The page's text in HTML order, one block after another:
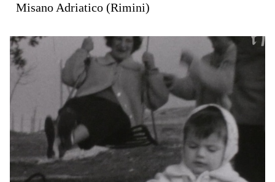
Misano Adriatico (Rimini)